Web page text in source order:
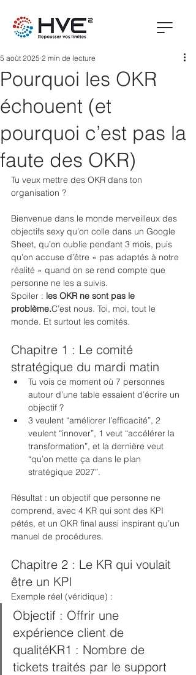
Pourquoi les OKR
échouent (et
pourquoi c’est pas la
faute des OKR)
5 août 2025 2 min de lecture
Tu veux mettre des OKR dans ton
organisation ?
Bienvenue dans le monde merveilleux des
objectifs sexy qu’on colle dans un Google
Sheet, qu’on oublie pendant 3 mois, puis
qu’on accuse d’être « pas adaptés à notre
réalité » quand on se rend compte que
personne ne les a suivis.
Spoiler : les OKR ne sont pas le
problème.C’est nous. Toi, moi, tout le
monde. Et surtout les comités.
Chapitre 1 : Le comité
stratégique du mardi matin
Tu vois ce moment où 7 personnes
autour d’une table essaient d’écrire un
objectif ?
3 veulent “améliorer l’efficacité”, 2
veulent “innover”, 1 veut “accélérer la
transformation”, et la dernière veut
“qu’on mette ça dans le plan
stratégique 2027”.
Résultat : un objectif que personne ne
comprend, avec 4 KR qui sont des KPI
pétés, et un OKR final aussi inspirant qu’un
manuel de procédures.
Chapitre 2 : Le KR qui voulait
être un KPI
Exemple réel (véridique) :
Objectif : Offrir une
expérience client de
qualitéKR1 : Nombre de
tickets traités par le support